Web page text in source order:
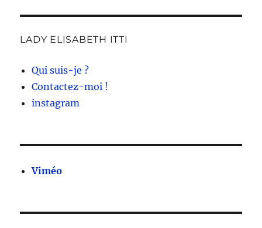
LADY ELISABETH ITTI
Qui suis-je ?
Contactez-moi !
instagram
Viméo